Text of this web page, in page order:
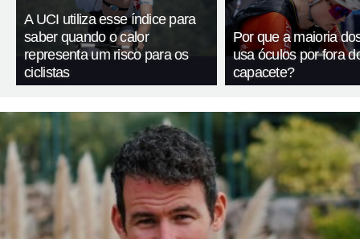
A UCI utiliza esse índice para
saber quando o calor
representa um risco para os
ciclistas
Por que a maioria
usa óculos por fora
capacete?